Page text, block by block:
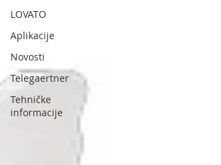
LOVATO
Aplikacije
Novosti
Telegaertner
Tehničke
informacije